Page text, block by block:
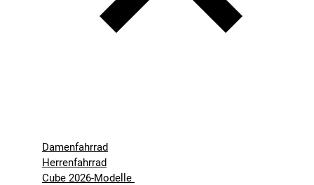
Damenfahrrad
Herrenfahrrad
Cube 2026-Modelle